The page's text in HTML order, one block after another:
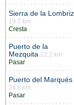
Sierra de la Lombriz
19.7 km
Cresta
Puerto de la
Mezquita 22.2 km
Pasar
Puerto del Marqués
24.6 km
Pasar